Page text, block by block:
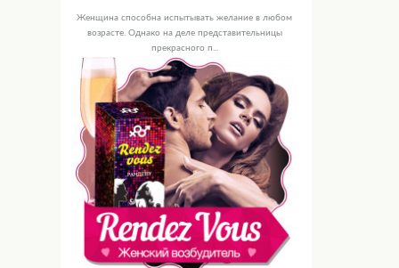
Женщина способна испытывать желание в любом
возрасте. Однако на деле представительницы
прекрасного п...